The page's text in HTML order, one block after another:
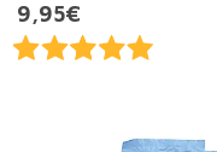
9,95€